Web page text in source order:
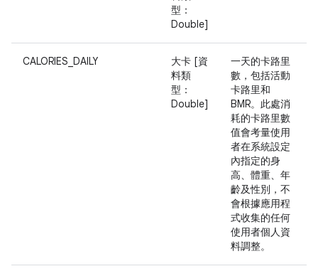
型：
Double]
CALORIES_DAILY
大卡 [資
料類
型：
Double]
一天的卡路里
數，包括活動
卡路里和
BMR。此處消
耗的卡路里數
值會考量使用
者在系統設定
內指定的身
高、體重、年
齡及性別，不
會根據應用程
式收集的任何
使用者個人資
料調整。